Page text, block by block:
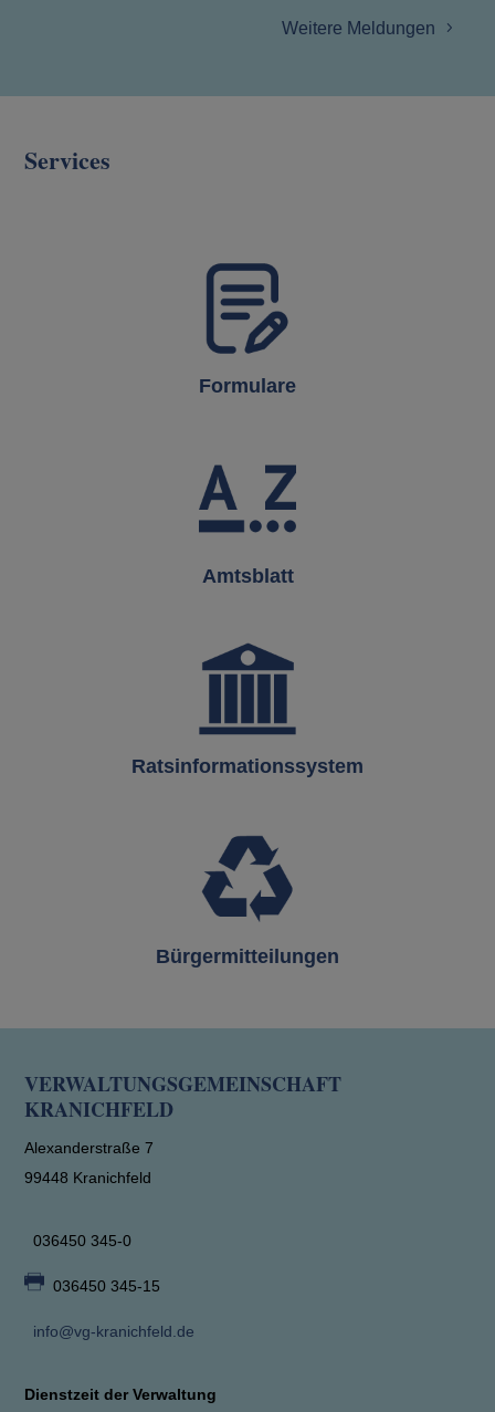
Weitere Meldungen
Services
Formulare
Amtsblatt
Ratsinformationssystem
Bürgermitteilungen
VERWALTUNGSGEMEINSCHAFT
KRANICHFELD
Alexanderstraße 7
99448 Kranichfeld
036450 345-0
036450 345-15
info@vg-kranichfeld.de
Dienstzeit der Verwaltung